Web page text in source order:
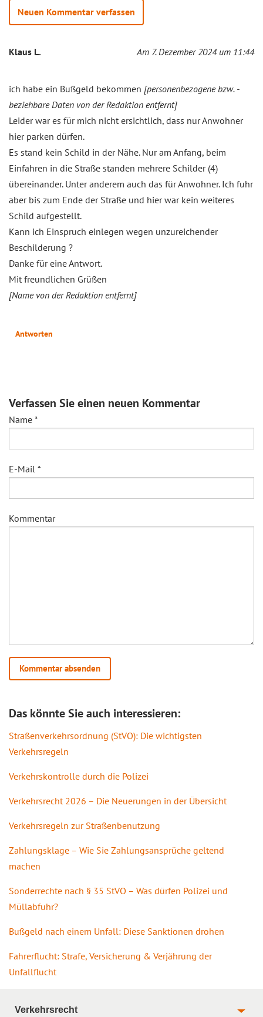
Neuen Kommentar verfassen
Klaus L. Am 7. Dezember 2024 um 11:44
ich habe ein Bußgeld bekommen [personenbezogene bzw. -
beziehbare Daten von der Redaktion entfernt]
Leider war es für mich nicht ersichtlich, dass nur Anwohner
hier parken dürfen.
Es stand kein Schild in der Nähe. Nur am Anfang, beim
Einfahren in die Straße standen mehrere Schilder (4)
übereinander. Unter anderem auch das für Anwohner. Ich fuhr
aber bis zum Ende der Straße und hier war kein weiteres
Schild aufgestellt.
Kann ich Einspruch einlegen wegen unzureichender
Beschilderung ?
Danke für eine Antwort.
Mit freundlichen Grüßen
[Name von der Redaktion entfernt]
Antworten
Verfassen Sie einen neuen Kommentar
Name *
E-Mail *
Kommentar
Das könnte Sie auch interessieren:
Straßenverkehrsordnung (StVO): Die wichtigsten
Verkehrsregeln
Verkehrskontrolle durch die Polizei
Verkehrsrecht 2026 – Die Neuerungen in der Übersicht
Verkehrsregeln zur Straßenbenutzung
Zahlungsklage – Wie Sie Zahlungsansprüche geltend
machen
Sonderrechte nach § 35 StVO – Was dürfen Polizei und
Müllabfuhr?
Bußgeld nach einem Unfall: Diese Sanktionen drohen
Fahrerflucht: Strafe, Versicherung & Verjährung der
Unfallflucht
Verkehrsrecht